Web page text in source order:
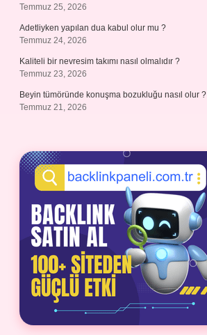
Temmuz 25, 2026
Adetliyken yapılan dua kabul olur mu ?
Temmuz 24, 2026
Kaliteli bir nevresim takımı nasıl olmalıdır ?
Temmuz 23, 2026
Beyin tümöründe konuşma bozukluğu nasıl olur ?
Temmuz 21, 2026